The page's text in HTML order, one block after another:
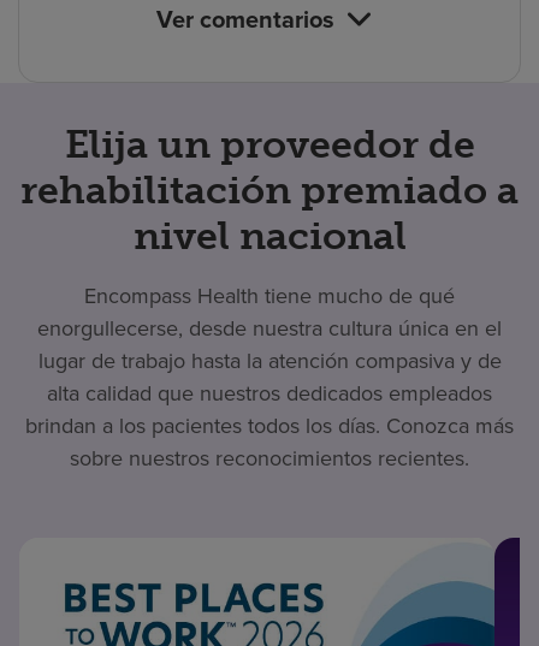
Ver comentarios
Elija un proveedor de
rehabilitación premiado a
nivel nacional
Encompass Health tiene mucho de qué
enorgullecerse, desde nuestra cultura única en el
lugar de trabajo hasta la atención compasiva y de
alta calidad que nuestros dedicados empleados
brindan a los pacientes todos los días. Conozca más
sobre nuestros reconocimientos recientes.